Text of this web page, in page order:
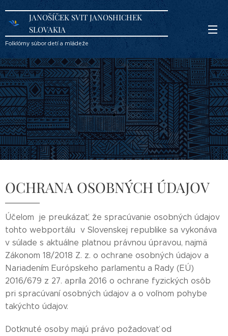
JANOŠÍČEK SVIT JANOSHICHEK
SLOVAKIA
Folklórny súbor detí a mládeže
.
OCHRANA OSOBNÝCH ÚDAJOV
Účelom je preukázať, že spracúvanie osobných údajov
tohto webportálu v Slovenskej republike sa vykonáva
v súlade s aktuálne platnou právnou úpravou, najmä
Zákonom 18/2018 Z. z. o ochrane osobných údajov a
Nariadením Európskeho parlamentu a Rady (EÚ)
2016/679 z 27. apríla 2016 o ochrane fyzických osôb
pri spracúvaní osobných údajov a o voľnom pohybe
takýchto údajov.
Dotknuté osoby majú právo požadovať od